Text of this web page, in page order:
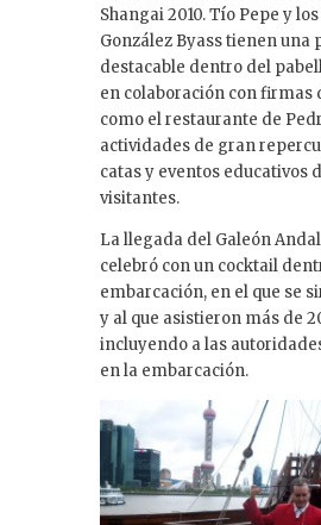
Shangai 2010. Tío Pepe y
González Byass tienen una
destacable dentro del
en colaboración con firmas
como el restaurante de
actividades de gran
catas y eventos educativos
visitantes.
La llegada del Galeón
celebró con un cocktail
embarcación, en el que se
y al que asistieron más de
incluyendo a las
en la embarcación.